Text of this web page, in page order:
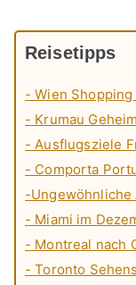
Reisetipps
- Wien
- Krumau
- Ausflugsziele
- Comporta
-Ungewöhnliche
- Miami im
- Montreal nach
- Toronto